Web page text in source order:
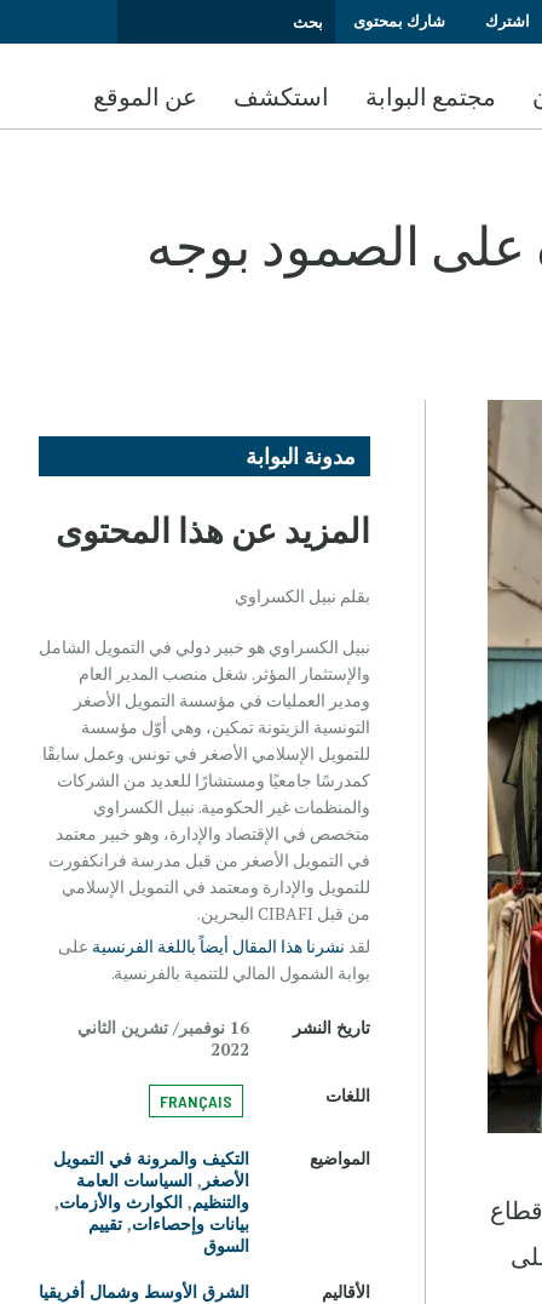
اشترك شارك بمحتوى
مجتمع البوابة استكشف عن الموقع
على الصمود بوجه
19 وتأثيرها على
مدونة البوابة
المزيد عن هذا المحتوى
بقلم نبيل الكسراوي
نبيل الكسراوي هو خبير دولي في التمويل الشامل
والإستثمار المؤثر. شغل منصب المدير العام
ومدير العمليات في مؤسسة التمويل الأصغر
التونسية الزيتونة تمكين، وهي أوّل مؤسسة
للتمويل الإسلامي الأصغر في تونس. وعمل سابقًا
كمدرسًا جامعيًا ومستشارًا للعديد من الشركات
والمنظمات غير الحكومية. نبيل الكسراوي
متخصص في الإقتصاد والإدارة، وهو خبير معتمد
في التمويل الأصغر من قبل مدرسة فرانكفورت
للتمويل والإدارة ومعتمد في التمويل الإسلامي
من قبل CIBAFI البحرين.
لقد نشرنا هذا المقال أيضاً باللغة الفرنسية على
بوابة الشمول المالي للتنمية بالفرنسية.
تاريخ النشر
16 نوفمبر/ تشرين الثاني
2022
اللغات
FRANÇAIS
المواضيع
التكيف والمرونة في التمويل
الأصغر , السياسات العامة
والتنظيم, الكوارث والأزمات,
بيانات وإحصاءات, تقييم
السوق
الأقاليم
الشرق الأوسط وشمال أفريقيا